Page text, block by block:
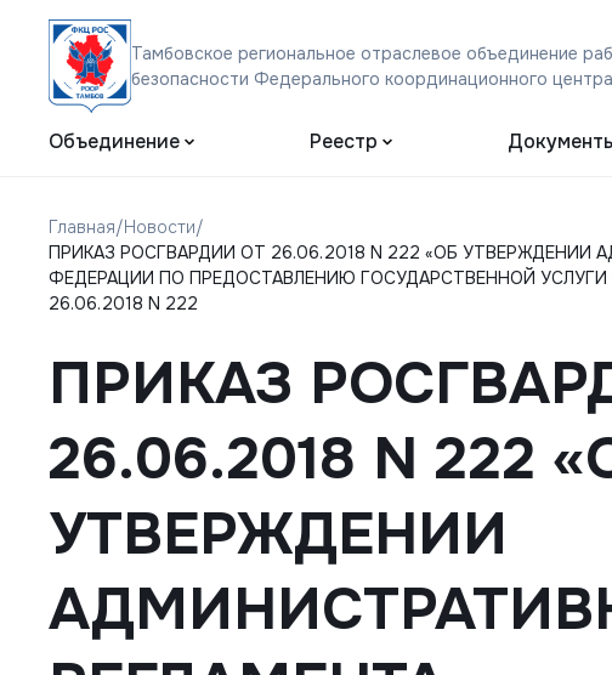
Тамбовское региональное отраслевое объединение
безопасности Федерального координационного
Объединение Реестр
Главная/Новости/
ПРИКАЗ РОСГВАРДИИ ОТ 26.06.2018 N 222 «ОБ
ФЕДЕРАЦИИ ПО ПРЕДОСТАВЛЕНИЮ ГОСУДАРСТВЕННОЙ УСЛУГИ
26.06.2018 N 222
ПРИКАЗ
26.06.2018 N 222
УТВЕРЖДЕНИИ